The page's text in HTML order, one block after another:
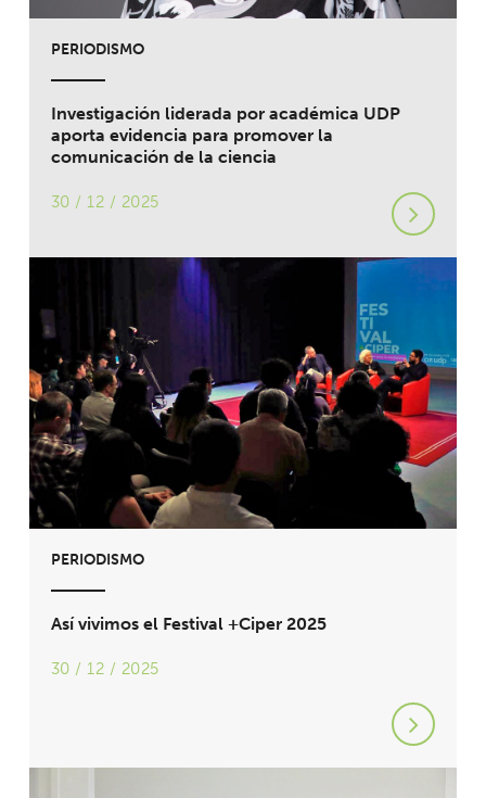
PERIODISMO
Investigación liderada por académica UDP
aporta evidencia para promover la
comunicación de la ciencia
30 / 12 / 2025
PERIODISMO
Así vivimos el Festival +Ciper 2025
30 / 12 / 2025